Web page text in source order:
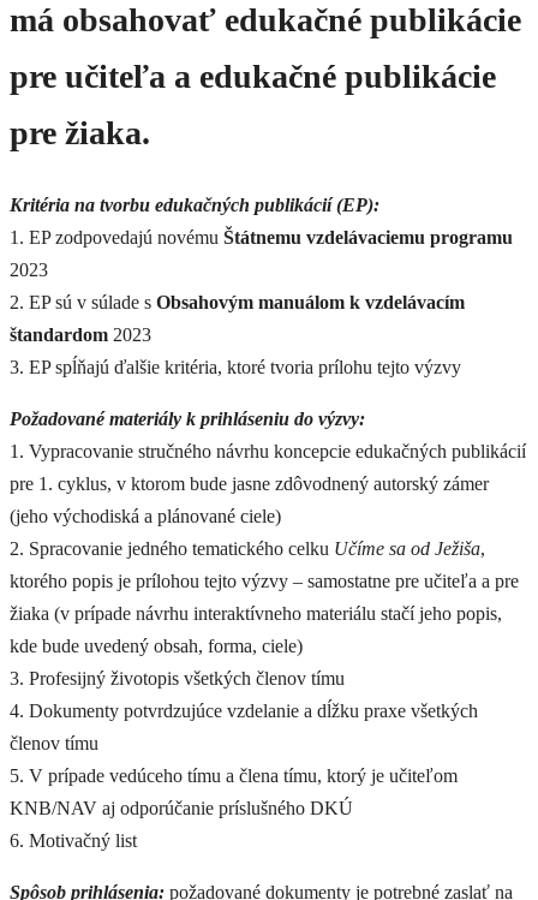
má obsahovať edukačné publikácie
pre učiteľa a edukačné publikácie
pre žiaka.
Kritéria na tvorbu edukačných publikácií (EP):
1. EP zodpovedajú novému Štátnemu vzdelávaciemu programu
2023
2. EP sú v súlade s Obsahovým manuálom k vzdelávacím
štandardom 2023
3. EP spĺňajú ďalšie kritéria, ktoré tvoria prílohu tejto výzvy
Požadované materiály k prihláseniu do výzvy:
1. Vypracovanie stručného návrhu koncepcie edukačných publikácií
pre 1. cyklus, v ktorom bude jasne zdôvodnený autorský zámer
(jeho východiská a plánované ciele)
2. Spracovanie jedného tematického celku Učíme sa od Ježiša,
ktorého popis je prílohou tejto výzvy – samostatne pre učiteľa a pre
žiaka (v prípade návrhu interaktívneho materiálu stačí jeho popis,
kde bude uvedený obsah, forma, ciele)
3. Profesijný životopis všetkých členov tímu
4. Dokumenty potvrdzujúce vzdelanie a dĺžku praxe všetkých
členov tímu
5. V prípade vedúceho tímu a člena tímu, ktorý je učiteľom
KNB/NAV aj odporúčanie príslušného DKÚ
6. Motivačný list
Spôsob prihlásenia: požadované dokumenty je potrebné zaslať na